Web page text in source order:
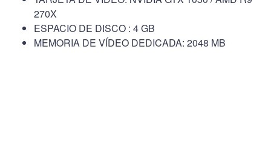
270X
ESPACIO DE DISCO : 4 GB
MEMORIA DE VÍDEO DEDICADA: 2048 MB